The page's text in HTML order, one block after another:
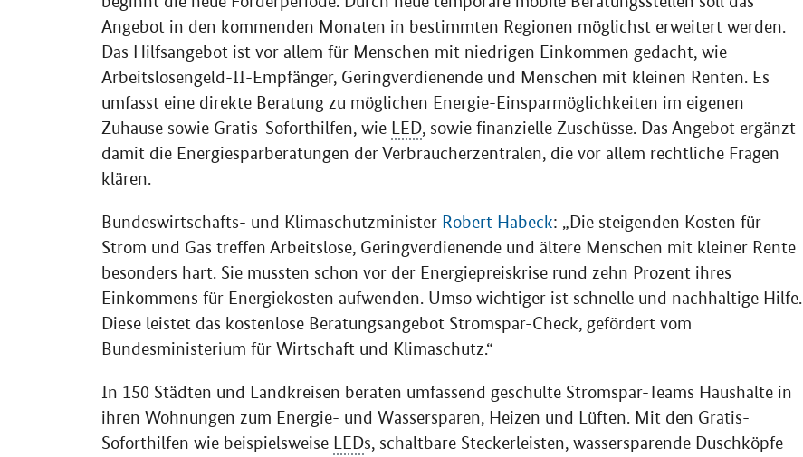
Angebot in den kommenden Monaten in bestimmten Regionen möglichst erweitert werden.
Das Hilfsangebot ist vor allem für Menschen mit niedrigen Einkommen gedacht, wie
Arbeitslosengeld-II-Empfänger, Geringverdienende und Menschen mit kleinen Renten. Es
umfasst eine direkte Beratung zu möglichen Energie-Einsparmöglichkeiten im eigenen
Zuhause sowie Gratis-Soforthilfen, wie LED, sowie finanzielle Zuschüsse. Das Angebot ergänzt
damit die Energiesparberatungen der Verbraucherzentralen, die vor allem rechtliche Fragen
klären.
Bundeswirtschafts- und Klimaschutzminister Robert Habeck: „Die steigenden Kosten für
Strom und Gas treffen Arbeitslose, Geringverdienende und ältere Menschen mit kleiner Rente
besonders hart. Sie mussten schon vor der Energiepreiskrise rund zehn Prozent ihres
Einkommens für Energiekosten aufwenden. Umso wichtiger ist schnelle und nachhaltige Hilfe.
Diese leistet das kostenlose Beratungsangebot Stromspar-Check, gefördert vom
Bundesministerium für Wirtschaft und Klimaschutz.“
In 150 Städten und Landkreisen beraten umfassend geschulte Stromspar-Teams Haushalte in
ihren Wohnungen zum Energie- und Wassersparen, Heizen und Lüften. Mit den Gratis-
Soforthilfen wie beispielsweise LEDs, schaltbare Steckerleisten, wassersparende Duschköpfe